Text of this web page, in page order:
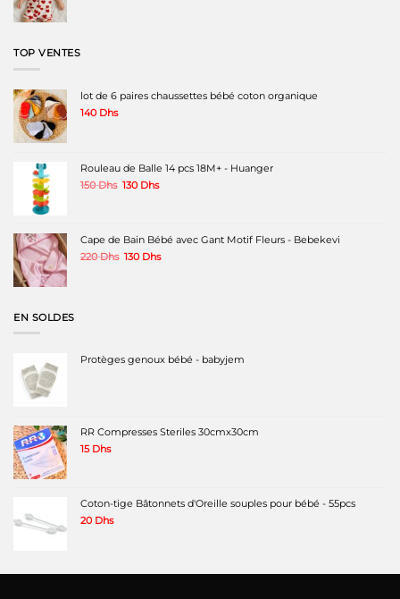
TOP VENTES
lot de 6 paires chaussettes bébé coton organique
140 Dhs
Rouleau de Balle 14 pcs 18M+ - Huanger
150Dhs Le
150 Dhs.
130 DhsLe
130 Dhs.
Cape de Bain Bébé avec Gant Motif Fleurs - Bebekevi
220Dhs Le
130 DhsLe
EN SOLDES
Protèges genoux bébé - babyjem
RR Compresses Steriles 30cmx30cm
15 Dhs
Coton-tige Bâtonnets d'Oreille souples pour bébé - 55pcs
20 Dhs